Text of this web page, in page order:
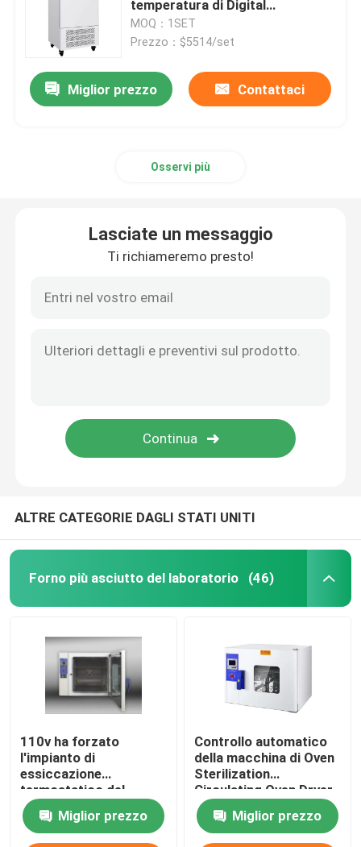
Shaker Incubator orbitale
Incubatrice di CO2
Agitatore incubatore per piastrine
Forno a muffola
Bagnomaria da laboratorio
temperatura di Digital
dell'incubatrice di CO2 della
DOMANDA BIOLOGICA DI
Temperature del laboratorio
MOQ：1SET
Prezzo：$5514/set
Miglior prezzo Contattaci
Osservi più
Lasciate un messaggio
Ti richiameremo presto!
ALTRE CATEGORIE DAGLI STATI UNITI
Forno più asciutto del laboratorio (46)
110v ha forzato
l'impianto di
essiccazione
termostatico del
laboratorio del forno
60Hz dell'essicazione
per convezione
Miglior prezzo
Controllo automatico
della macchina di Oven
Sterilization
Circulating Oven Dryer
dell'aria calda di DHG
Miglior prezzo